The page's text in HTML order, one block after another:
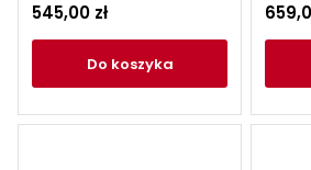
545,00 zł
do koszyka